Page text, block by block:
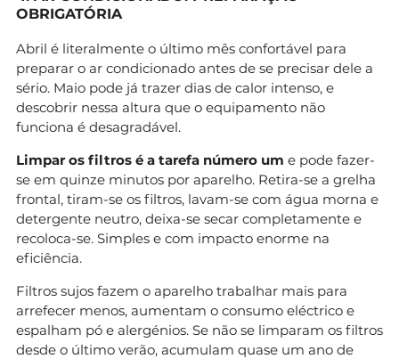
OBRIGATÓRIA
Abril é literalmente o último mês confortável para
preparar o ar condicionado antes de se precisar dele a
sério. Maio pode já trazer dias de calor intenso, e
descobrir nessa altura que o equipamento não
funciona é desagradável.
Limpar os filtros é a tarefa número um e pode fazer-
se em quinze minutos por aparelho. Retira-se a grelha
frontal, tiram-se os filtros, lavam-se com água morna e
detergente neutro, deixa-se secar completamente e
recoloca-se. Simples e com impacto enorme na
eficiência.
Filtros sujos fazem o aparelho trabalhar mais para
arrefecer menos, aumentam o consumo eléctrico e
espalham pó e alergénios. Se não se limparam os filtros
desde o último verão, acumulam quase um ano de